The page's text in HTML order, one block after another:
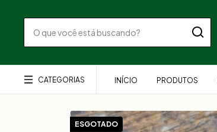
CATEGORIAS INÍCIO PRODUTOS
ESGOTADO